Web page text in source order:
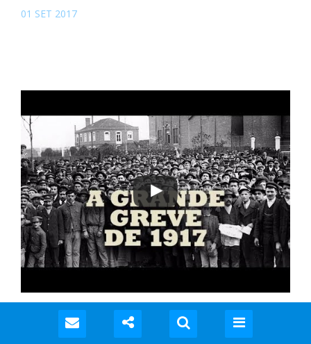
01 SET 2017
A Greve de 1917: TV Fepesp entrevista José L. Del Roio
07 JUL 2017